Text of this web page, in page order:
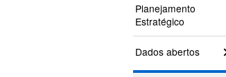
Planejamento
Estratégico
Dados abertos